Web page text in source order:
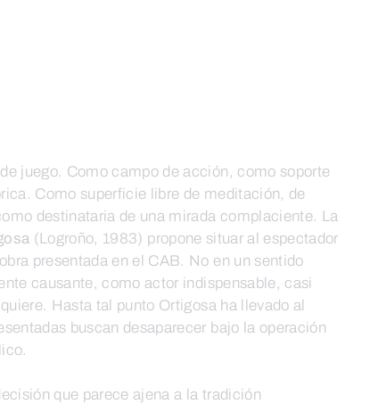
juego. Como campo de acción, como soporte
Como superficie libre de meditación, de
destinataria de una mirada complaciente. La
(Logroño, 1983) propone situar al espectador
presentada en el CAB. No en un sentido
causante, como actor indispensable, casi
Hasta tal punto Ortigosa ha llevado al
buscan desaparecer bajo la operación
que parece ajena a la tradición